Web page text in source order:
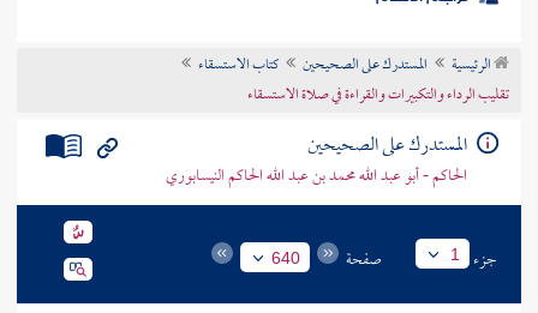
موضوعي
تراجم الأعلام
الرئيسية المستدرك على الصحيحين
كتاب الاستسقاء
تقليب الرداء والتكبيرات والقراءة في صلاة الاستسقاء
المستدرك على الصحيحين
الحاكم - أبو عبد الله محمد بن عبد الله الحاكم النيسابوري
جزء 1 صفحة 640